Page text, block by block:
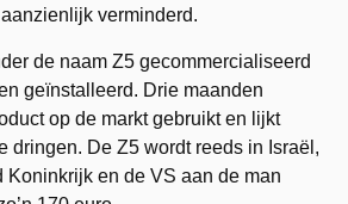
verminderd.
de naam Z5 gecommercialiseerd
geïnstalleerd. Drie maanden
op de markt gebruikt en lijkt
dringen. De Z5 wordt reeds in Israël,
Koninkrijk en de VS aan de man